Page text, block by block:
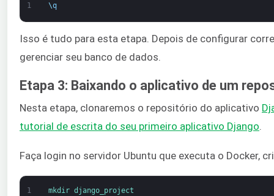
1 \q
Isso é tudo para esta etapa. Depois de configurar
gerenciar seu banco de dados.
Etapa 3: Baixando o aplicativo de um
Nesta etapa, clonaremos o repositório do aplicativo
tutorial de escrita do seu primeiro aplicativo Django
Faça login no servidor Ubuntu que executa o Docker,
1
mkdir django_project